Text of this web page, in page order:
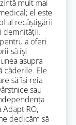
mult mai
el este
al recâștigării
demnității.
a oferi
să își
asupra
căderile. Ele
să își reia
sau
Adapt RO,
dedicăm să